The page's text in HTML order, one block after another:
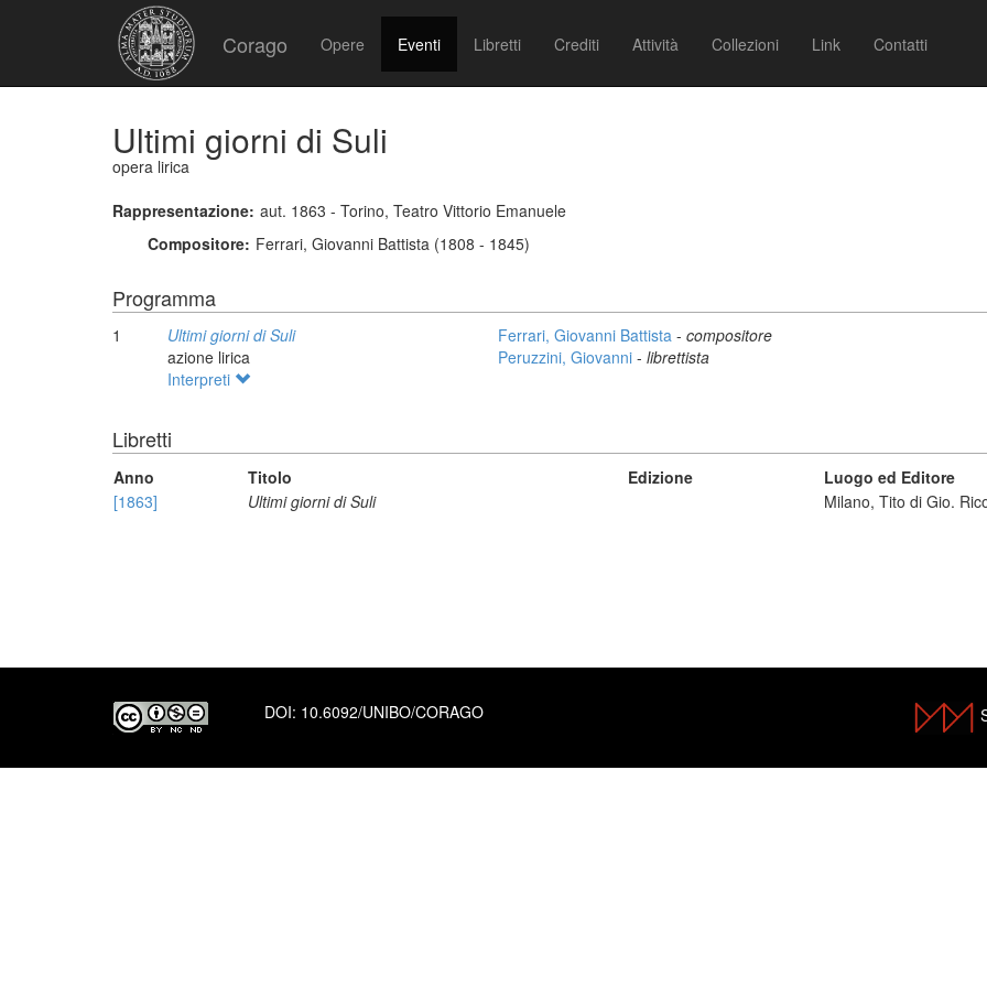
Corago Opere Eventi Libretti Crediti Attività Collezioni Link Contatti
Ultimi giorni di Suli
opera lirica
Rappresentazione: aut. 1863 - Torino, Teatro Vittorio Emanuele
Compositore: Ferrari, Giovanni Battista (1808 - 1845)
Programma
1
Ultimi giorni di Suli
azione lirica
Ferrari, Giovanni Battista - compositore
Peruzzini, Giovanni - librettista
Interpreti
Libretti
Anno Titolo Edizione
Luogo ed Editore
[1863]
Ultimi giorni di Suli Milano, Tito di Gio.
DOI: 10.6092/UNIBO/CORAGO